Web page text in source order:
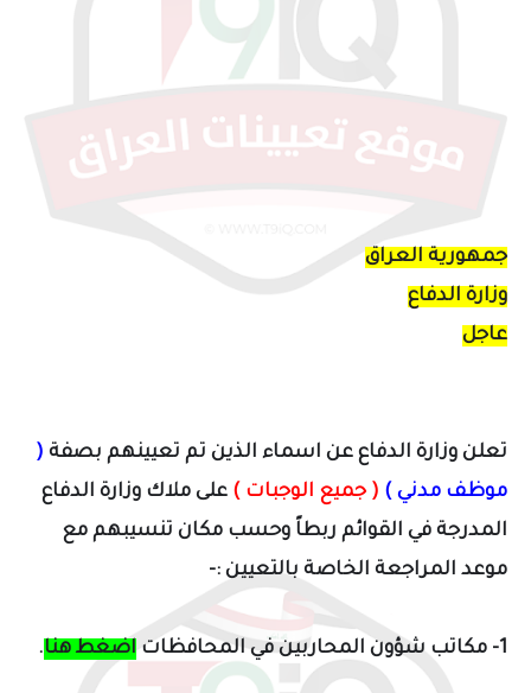
جمهورية العراق
وزارة الدفاع
عاجل
تعلن وزارة الدفاع عن اسماء الذين تم تعيينهم بصفة (
موظف مدني ) ( جميع الوجبات ) على ملاك وزارة الدفاع
المدرجة في القوائم ربطاً وحسب مكان تنسيبهم مع
موعد المراجعة الخاصة بالتعيين :-
1- مكاتب شؤون المحاربين في المحافظات اضغط هنا.